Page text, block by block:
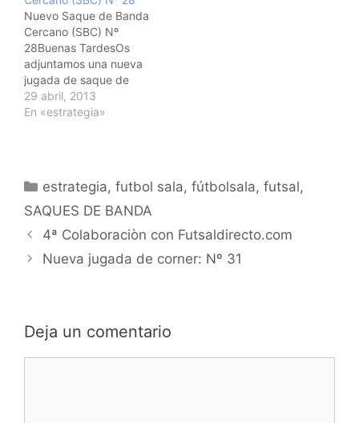
28 y 29).Espero que os
guste y os sea ùtil.Un
saludo
Nuevo Saque de Banda
Cercano (SBC) Nº
28Buenas TardesOs
adjuntamos una nueva
jugada de saque de
banda.En este caso la
nùmero 28 ya.Espero
29 abril, 2013
En «estrategia»
Categorías
estrategia,futbol sala,fútbolsala,futsal,
SAQUES DE BANDA
Navegación
de
4ª Colaboraciòn con Futsaldirecto.com
Nueva jugada de corner: Nº 31
Deja un comentario